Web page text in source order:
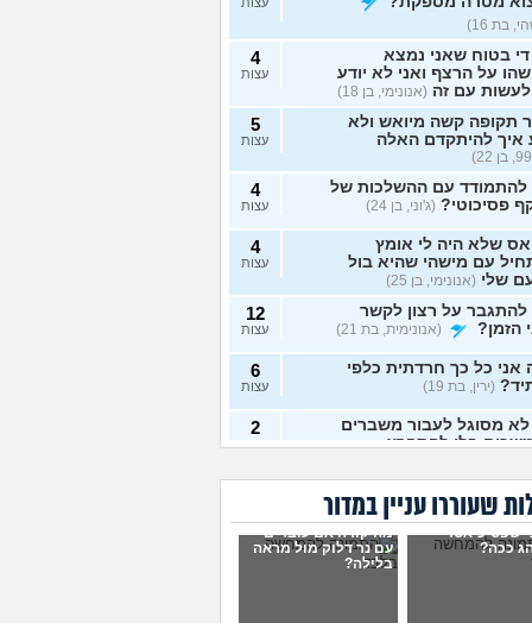
בת 16)
די בטוח שאני נמצא
על הרצף ואני לא יודע
עם זה (אנונימי, בן 18)
4
עצות
תקופה קשה מיואש ולא
איך להיתקדם האלה
5
עצות
להתמודד עם ההשלכות של
פסיכוטי? (ג'וני, בן 24)
4
עצות
שלא היה לי אומץ
עם מישהי שהיא בול
שלי (אנונימי, בן 25)
4
עצות
להתגבר על רצון לקשר
הזמן?
(אנונימית, בת 21)
12
עצות
אני כל כך חרדתית כלפי
(ירין, בת 19)
6
עצות
לא מסוגל לעבור משברים
בלי להתפרץ
2
חסר רגשות באופן מדאיג
(אנונימית, בת 33)
תקוע בחיים, איך
2
שעוררו עניין במדור
שפסיכיאטר
ככה?
מה קורה אם עוברים
עם נר דלוק מול מראה
בלילה?